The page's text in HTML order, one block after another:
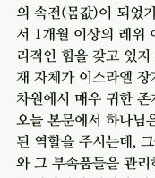
의 속전(몸값)이 되었
서 1개월 이상의 레위
리적인 힘을 갖고 있
재 자체가 이스라엘
차원에서 매우 귀한 존
오늘 본문에서 하나님
된 역할을 주시는데,
와 그 부속품들을 관